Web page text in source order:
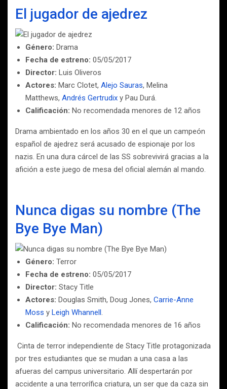
El jugador de ajedrez
Género: Drama
Fecha de estreno: 05/05/2017
Director: Luis Oliveros
Actores: Marc Clotet, Alejo Sauras, Melina
Matthews, Andrés Gertrudix y Pau Durá.
Calificación: No recomendada menores de 12 años
Drama ambientado en los años 30 en el que un campeón
español de ajedrez será acusado de espionaje por los
nazis. En una dura cárcel de las SS sobrevivirá gracias a la
afición a este juego de mesa del oficial alemán al mando.
Nunca digas su nombre (The
Bye Bye Man)
Género: Terror
Fecha de estreno: 05/05/2017
Director: Stacy Title
Actores: Douglas Smith, Doug Jones, Carrie-Anne
Moss y Leigh Whannell.
Calificación: No recomendada menores de 16 años
Cinta de terror independiente de Stacy Title protagonizada
por tres estudiantes que se mudan a una casa a las
afueras del campus universitario. Allí despertarán por
accidente a una terrorífica criatura, un ser que da caza sin